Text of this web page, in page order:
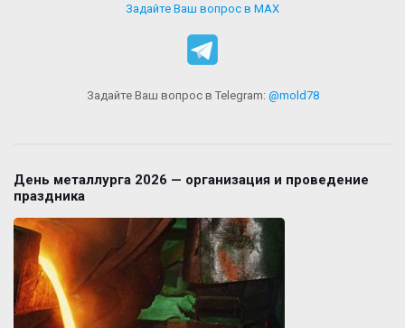
Задайте Ваш вопрос в MAX
Задайте Ваш вопрос в Telegram: @mold78
День металлурга 2026 — организация и проведение
праздника